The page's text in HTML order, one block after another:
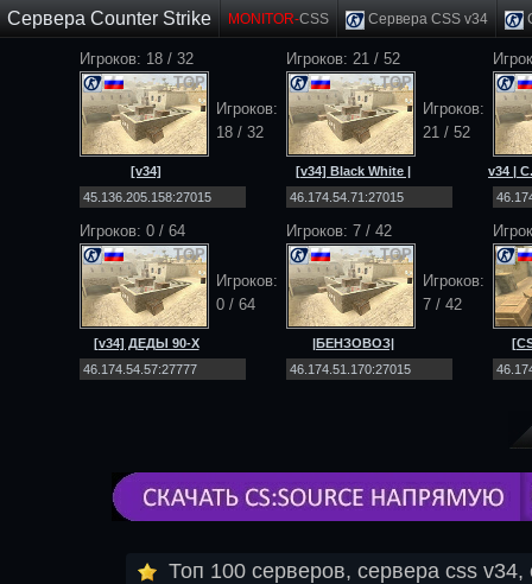
Сервера Counter Strike MONITOR-CSS Сервера CSS v34
Игроков: 18 / 32
TOP
Игроков:
18 / 32
[v34]
EXODUS_PROJECT
|PUBLIC|MULTIMOD|
Игроков: 21 / 52
TOP
Игроков:
21 / 52
[v34] Black White |
PUBLIC [18+]
v34 |
|
Игроков: 0 / 64
TOP
Игроков:
0 / 64
[v34] ДЕДЫ 90-Х
[Public] 18+
Игроков: 7 / 42
TOP
Игроков:
7 / 42
|БЕНЗОВОЗ|
[DEATHMATCH] [NO-
STEAM|v34]
Топ 100 серверов, сервера css v34,